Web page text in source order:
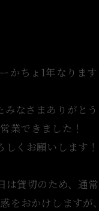
かちょ1年なります
みなさまありがと
業できました！
くお願いします！
は貸切のため、通
をおかけしますが